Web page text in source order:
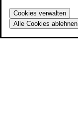
Cookies verwalten
Alle Cookies ablehnen